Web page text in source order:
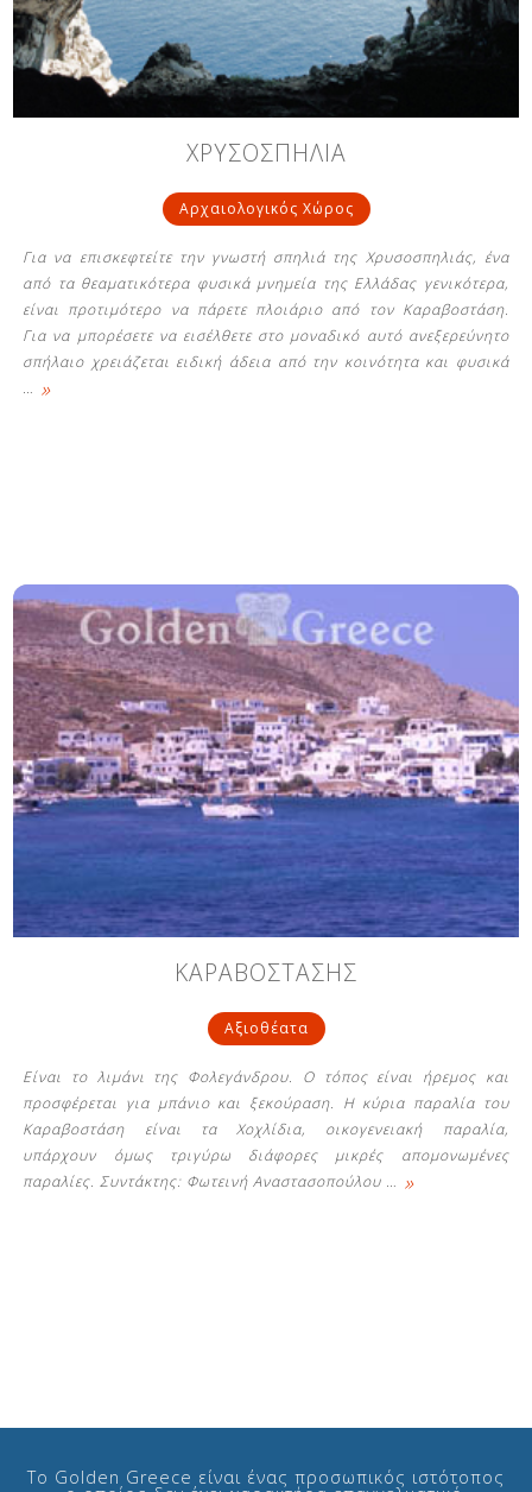
ΧΡΥΣΟΣΠΗΛΙΑ
Αρχαιολογικός Χώρος
Για να επισκεφτείτε την γνωστή σπηλιά της Χρυσοσπηλιάς, ένα
από τα θεαματικότερα φυσικά μνημεία της Ελλάδας γενικότερα,
είναι προτιμότερο να πάρετε πλοιάριο από τον Καραβοστάση.
Για να μπορέσετε να εισέλθετε στο μοναδικό αυτό ανεξερεύνητο
σπήλαιο χρειάζεται ειδική άδεια από την κοινότητα και φυσικά
… »
ΚΑΡΑΒΟΣΤΑΣΗΣ
Αξιοθέατα
Είναι το λιμάνι της Φολεγάνδρου. Ο τόπος είναι ήρεμος και
προσφέρεται για μπάνιο και ξεκούραση. Η κύρια παραλία του
Καραβοστάση είναι τα Χοχλίδια, οικογενειακή παραλία,
υπάρχουν όμως τριγύρω διάφορες μικρές απομονωμένες
παραλίες. Συντάκτης: Φωτεινή Αναστασοπούλου … »
Το Golden Greece είναι ένας προσωπικός ιστότοπος